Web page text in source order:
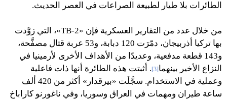
الطائرات بلا طيار لطبيعة الصراعات في العصر الحديث.
من خلال عدد من التقارير العسكرية فإن «TB-2»، التي زوَّدت
بها تركيا أذربيجان، دمّرَت 120 دبابة، و53 عربة قتال مصفَّحة،
و143 قطعة مدفعية، وعديدًا من الأهداف الأخرى لأرمينيا في
النزاع الأخير بينهما[3]
. أثبتت هذه الطائرة أنها ذات فاعلية
وعملية في الاستخدام. سجَّلَت «بيرقدار» أكثر من 420 ألف
ساعة طيران ومهمات في العراق وسوريا، وفي ناغورنو كاراباخ